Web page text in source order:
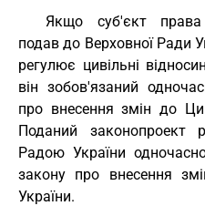
Якщо суб'єкт права
подав до Верховної Ради
регулює цивільні
він зобов'язаний
про внесення змін до
Поданий законопроект
Радою України
закону про внесення
України.